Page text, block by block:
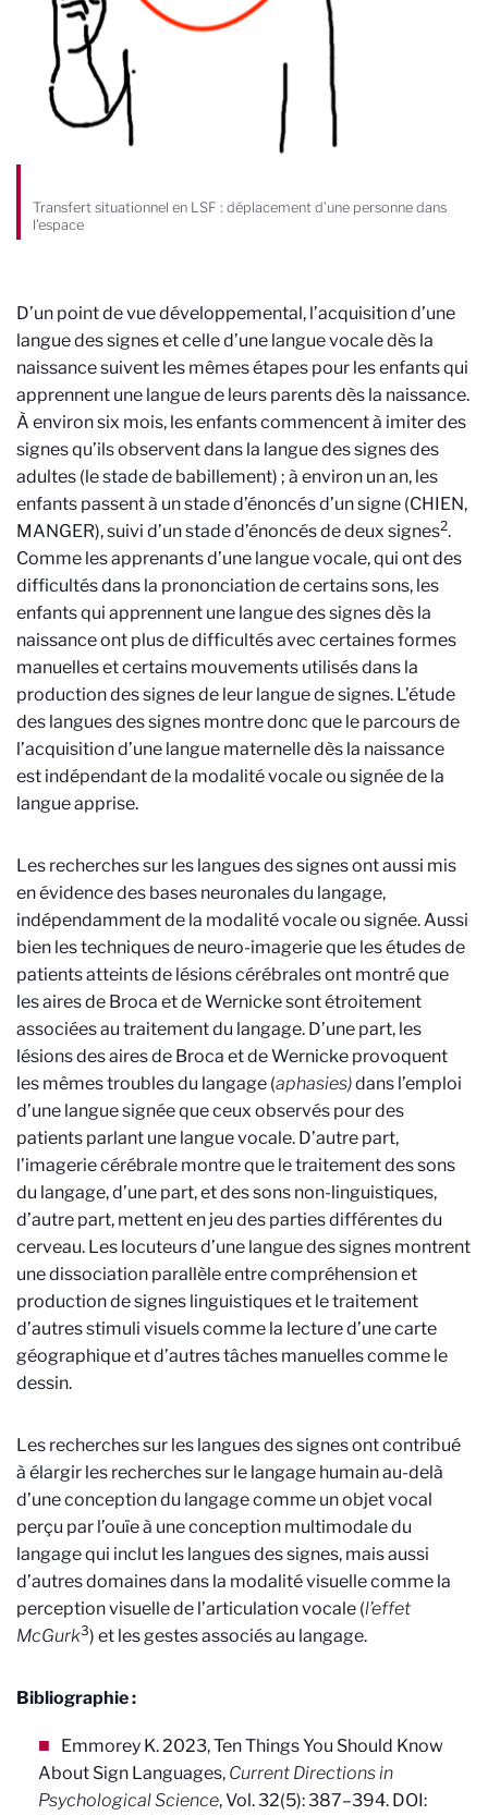
Transfert situationnel en LSF : déplacement d’une personne dans
l’espace
D’un point de vue développemental, l’acquisition d’une
langue des signes et celle d’une langue vocale dès la
naissance suivent les mêmes étapes pour les enfants qui
apprennent une langue de leurs parents dès la naissance.
À environ six mois, les enfants commencent à imiter des
signes qu’ils observent dans la langue des signes des
adultes (le stade de babillement) ; à environ un an, les
enfants passent à un stade d’énoncés d’un signe (CHIEN,
MANGER), suivi d’un stade d’énoncés de deux signes2.
Comme les apprenants d’une langue vocale, qui ont des
difficultés dans la prononciation de certains sons, les
enfants qui apprennent une langue des signes dès la
naissance ont plus de difficultés avec certaines formes
manuelles et certains mouvements utilisés dans la
production des signes de leur langue de signes. L’étude
des langues des signes montre donc que le parcours de
l’acquisition d’une langue maternelle dès la naissance
est indépendant de la modalité vocale ou signée de la
langue apprise.
Les recherches sur les langues des signes ont aussi mis
en évidence des bases neuronales du langage,
indépendamment de la modalité vocale ou signée. Aussi
bien les techniques de neuro-imagerie que les études de
patients atteints de lésions cérébrales ont montré que
les aires de Broca et de Wernicke sont étroitement
associées au traitement du langage. D’une part, les
lésions des aires de Broca et de Wernicke provoquent
les mêmes troubles du langage (aphasies)dans l’emploi
d’une langue signée que ceux observés pour des
patients parlant une langue vocale. D’autre part,
l’imagerie cérébrale montre que le traitement des sons
du langage, d’une part, et des sons non-linguistiques,
d’autre part, mettent en jeu des parties différentes du
cerveau. Les locuteurs d’une langue des signes montrent
une dissociation parallèle entre compréhension et
production de signes linguistiques et le traitement
d’autres stimuli visuels comme la lecture d’une carte
géographique et d’autres tâches manuelles comme le
dessin.
Les recherches sur les langues des signes ont contribué
à élargir les recherches sur le langage humain au-delà
d’une conception du langage comme un objet vocal
perçu par l’ouïe à une conception multimodale du
langage qui inclut les langues des signes, mais aussi
d’autres domaines dans la modalité visuelle comme la
perception visuelle de l’articulation vocale (l’effet
McGurk3) et les gestes associés au langage.
Bibliographie :
Emmorey K. 2023, Ten Things You Should Know
About Sign Languages, Current Directions in
Psychological Science, Vol. 32(5): 387–394. DOI: